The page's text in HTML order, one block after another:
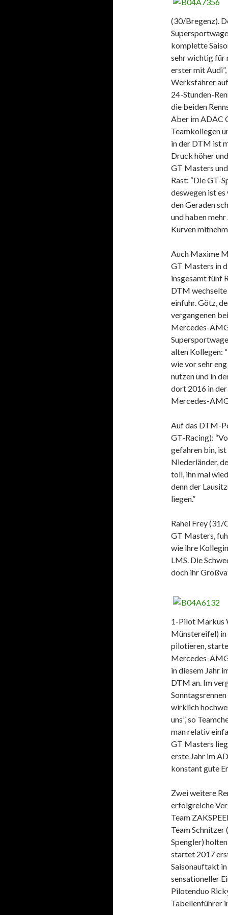
(30/Bregenz).
komplette
sehr wichtig für
erster mit
Werksfahrer
24-Stunden-
die beiden
Aber im ADAC
Teamkollegen
in der DTM ist
Druck höher
GT Masters
Rast: “Die GT-
deswegen ist
den Geraden
und haben
Kurven
Auch Maxime
GT Masters in
insgesamt fünf
DTM
einfuhr. Götz,
vergangenen
Mercedes-
alten Kollegen:
wie vor sehr
nutzen und in
dort 2016 in
Mercedes-
Auf das DTM-
GT-Racing):
gefahren bin,
Niederländer,
toll, ihn mal
denn der
liegen.”
Rahel Frey (31/
GT Masters,
wie ihre
LMS. Die
doch ihr
1-Pilot Markus
Münstereifel) in
pilotieren,
Mercedes-
in diesem Jahr
DTM an. Im
wirklich
uns”, so
man relativ
GT Masters
erste Jahr im
konstant gute
Zwei weitere
erfolgreiche
Team
Team
Spengler)
startet 2017
Saisonauftakt
sensationeller
Pilotenduo
Tabellenführer